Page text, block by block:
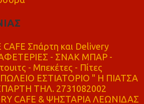
CAFE Σπάρτη και Delivery
- ΣΝΑΚ ΜΠΑΡ -
- Μπεκέτες - Πίτες
ΕΣΤΙΑΤΟΡΙΟ " Η ΠΙΑΤΣΑ
ΤΗΛ. 2731082002
CAFE & ΨΗΣΤΑΡΙΑ ΛΕΩΝΙΔΑΣ